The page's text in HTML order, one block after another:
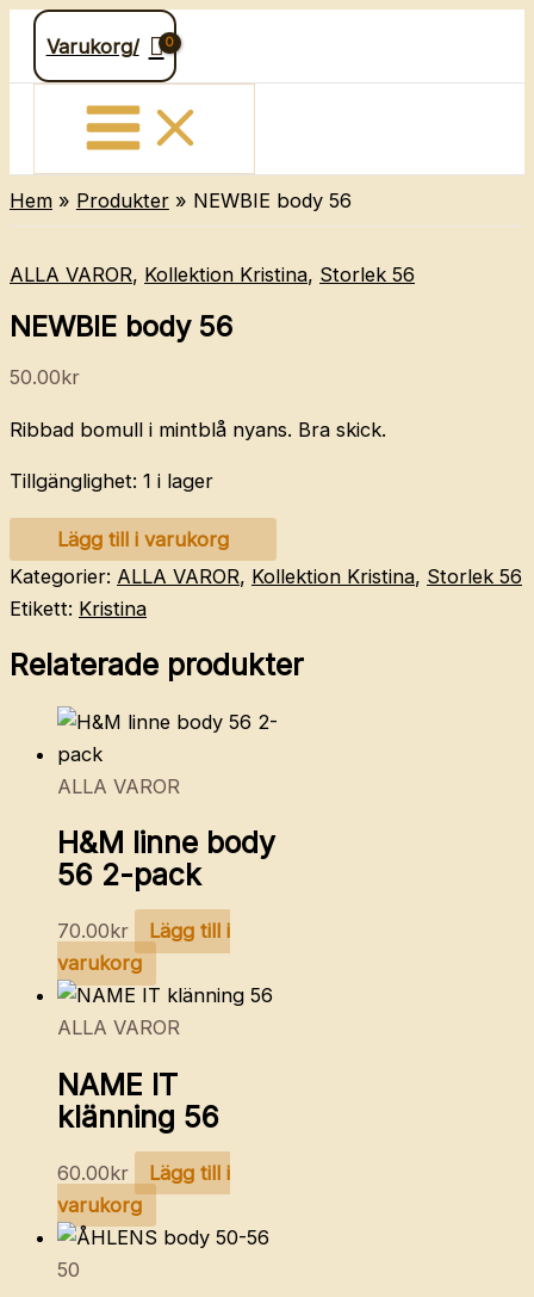
Hoppa
innehåll
Varukorg/
Hem Produkter NEWBIE body 56
ALLA VAROR, Kollektion Kristina, Storlek 56
NEWBIE body 56
50.00kr
Ribbad bomull i mintblå nyans. Bra skick.
Tillgänglighet: 1 i lager
NEWBIE
body
56
Lägg till i varukorg
Kategorier: ALLA VAROR, Kollektion Kristina, Storlek 56
Etikett: Kristina
Relaterade produkter
ALLA VAROR
H&M linne body
56 2-pack
70.00kr
Lägg till i
varukorg
ALLA VAROR
NAME IT
klänning 56
60.00kr
Lägg till i
varukorg
50